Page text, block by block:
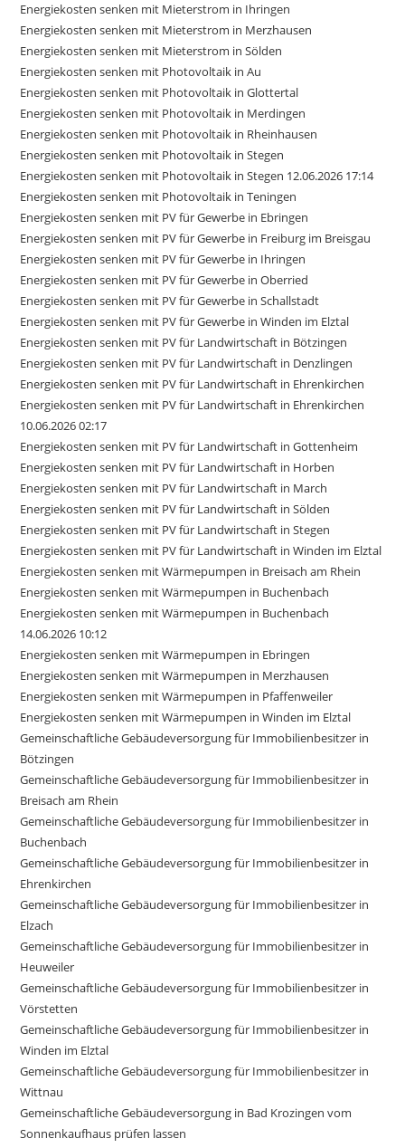
Energiekosten senken mit Mieterstrom in Ihringen
Energiekosten senken mit Mieterstrom in Merzhausen
Energiekosten senken mit Mieterstrom in Sölden
Energiekosten senken mit Photovoltaik in Au
Energiekosten senken mit Photovoltaik in Glottertal
Energiekosten senken mit Photovoltaik in Merdingen
Energiekosten senken mit Photovoltaik in Rheinhausen
Energiekosten senken mit Photovoltaik in Stegen
Energiekosten senken mit Photovoltaik in Stegen 12.06.2026 17:14
Energiekosten senken mit Photovoltaik in Teningen
Energiekosten senken mit PV für Gewerbe in Ebringen
Energiekosten senken mit PV für Gewerbe in Freiburg im Breisgau
Energiekosten senken mit PV für Gewerbe in Ihringen
Energiekosten senken mit PV für Gewerbe in Oberried
Energiekosten senken mit PV für Gewerbe in Schallstadt
Energiekosten senken mit PV für Gewerbe in Winden im Elztal
Energiekosten senken mit PV für Landwirtschaft in Bötzingen
Energiekosten senken mit PV für Landwirtschaft in Denzlingen
Energiekosten senken mit PV für Landwirtschaft in Ehrenkirchen
Energiekosten senken mit PV für Landwirtschaft in Ehrenkirchen
10.06.2026 02:17
Energiekosten senken mit PV für Landwirtschaft in Gottenheim
Energiekosten senken mit PV für Landwirtschaft in Horben
Energiekosten senken mit PV für Landwirtschaft in March
Energiekosten senken mit PV für Landwirtschaft in Sölden
Energiekosten senken mit PV für Landwirtschaft in Stegen
Energiekosten senken mit PV für Landwirtschaft in Winden im Elztal
Energiekosten senken mit Wärmepumpen in Breisach am Rhein
Energiekosten senken mit Wärmepumpen in Buchenbach
Energiekosten senken mit Wärmepumpen in Buchenbach
14.06.2026 10:12
Energiekosten senken mit Wärmepumpen in Ebringen
Energiekosten senken mit Wärmepumpen in Merzhausen
Energiekosten senken mit Wärmepumpen in Pfaffenweiler
Energiekosten senken mit Wärmepumpen in Winden im Elztal
Gemeinschaftliche Gebäudeversorgung für Immobilienbesitzer in
Bötzingen
Gemeinschaftliche Gebäudeversorgung für Immobilienbesitzer in
Breisach am Rhein
Gemeinschaftliche Gebäudeversorgung für Immobilienbesitzer in
Buchenbach
Gemeinschaftliche Gebäudeversorgung für Immobilienbesitzer in
Ehrenkirchen
Gemeinschaftliche Gebäudeversorgung für Immobilienbesitzer in
Elzach
Gemeinschaftliche Gebäudeversorgung für Immobilienbesitzer in
Heuweiler
Gemeinschaftliche Gebäudeversorgung für Immobilienbesitzer in
Vörstetten
Gemeinschaftliche Gebäudeversorgung für Immobilienbesitzer in
Winden im Elztal
Gemeinschaftliche Gebäudeversorgung für Immobilienbesitzer in
Wittnau
Gemeinschaftliche Gebäudeversorgung in Bad Krozingen vom
Sonnenkaufhaus prüfen lassen